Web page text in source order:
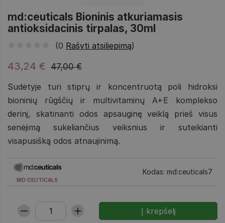
md:ceuticals Bioninis atkuriamasis
antioksidacinis tirpalas, 30ml
(0 Rašyti atsiliepimą)
47,00 €
43,24 €
Sudėtyje turi stiprų ir koncentruotą poli hidroksi
bioninių rūgščių ir multivitaminų A+E komplekso
derinį, skatinanti odos apsauginę veiklą prieš visus
senėjimą sukeliančius veiksnius ir suteikianti
visapusišką odos atnaujinimą.
MD:CEUTICALS
Kodas: md:ceuticals7